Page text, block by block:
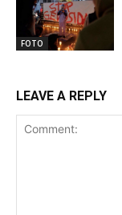
FOTO
LEAVE A REPLY